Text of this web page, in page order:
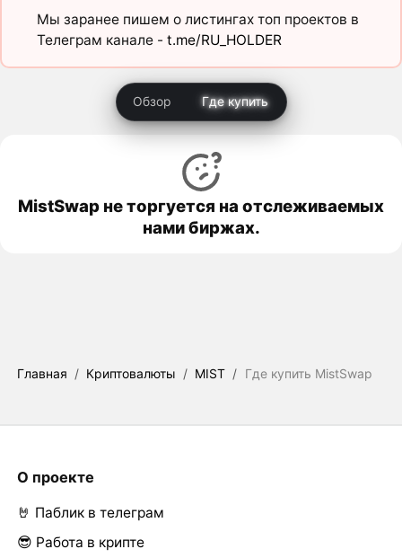
Мы заранее пишем о листингах топ проектов в
Телеграм канале - t.me/RU_HOLDER
Обзор Где купить
MistSwap не торгуется на отслеживаемых
нами биржах.
Главная / Криптовалюты / MIST / Где купить MistSwap
О проекте
🤘 Паблик в телеграм
😎 Работа в крипте